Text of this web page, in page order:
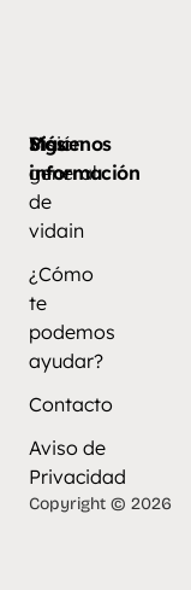
Más
información
Visión
general
de
vidain
¿Cómo
te
podemos
ayudar?
Contacto
Aviso de
Privacidad
Síguenos
Copyright © 2026